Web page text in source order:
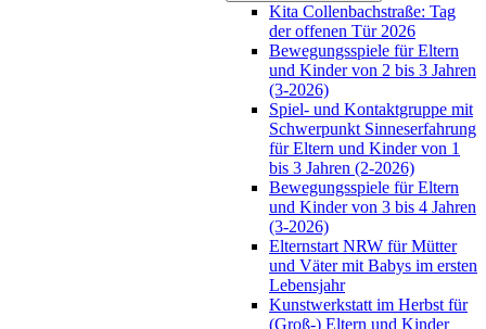
Kita Collenbachstraße: Tag
der offenen Tür 2026
Bewegungsspiele für Eltern
und Kinder von 2 bis 3 Jahren
(3-2026)
Spiel- und Kontaktgruppe mit
Schwerpunkt Sinneserfahrung
für Eltern und Kinder von 1
bis 3 Jahren (2-2026)
Bewegungsspiele für Eltern
und Kinder von 3 bis 4 Jahren
(3-2026)
Elternstart NRW für Mütter
und Väter mit Babys im ersten
Lebensjahr
Kunstwerkstatt im Herbst für
(Groß-) Eltern und Kinder